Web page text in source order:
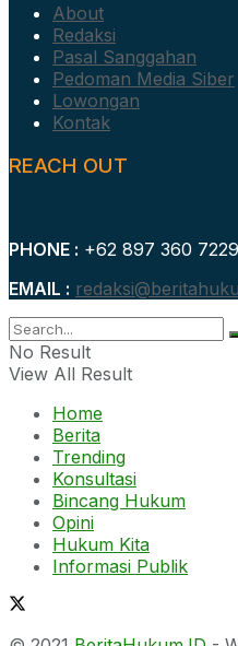
About
Redaksi
Pasal Sanggahan
Pedoman Media Siber
Lowongan
Kontak
REACH OUT
PHONE : +62 897 360 7229
EMAIL :
No Result
View All Result
Home
Berita
Trending
Konsultasi
Bincang Hukum
Opini
Hukum Kita
Informasi Publik